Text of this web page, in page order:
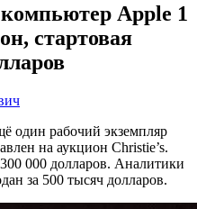
Apple 1
стартовая
один рабочий экземпляр
на аукцион Christie’s.
000 долларов. Аналитики
за 500 тысяч долларов.